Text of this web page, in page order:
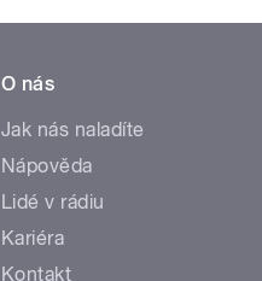
O nás
Jak nás naladíte
Nápověda
Lidé v rádiu
Kariéra
Kontakt